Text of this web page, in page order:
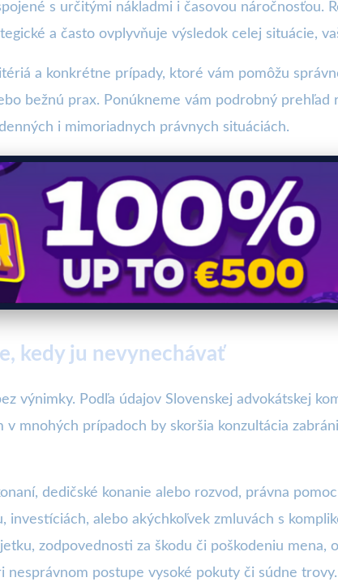
s určitými nákladmi i časovou náročnosťou.
a často ovplyvňuje výsledok celej situácie,
a konkrétne prípady, ktoré vám pomôžu
bežnú prax. Ponúkneme vám podrobný
i mimoriadnych právnych situáciách.
kedy ju nevynechávať
výnimky. Podľa údajov Slovenskej advokátskej
mnohých prípadoch by skoršia konzultácia
dedičské konanie alebo rozvod, právna
alebo akýchkoľvek zmluvách s
zodpovednosti za škodu či poškodeniu
nesprávnom postupe vysoké pokuty či súdne